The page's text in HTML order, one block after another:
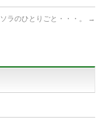
ソラのひとりごと・・・。 →